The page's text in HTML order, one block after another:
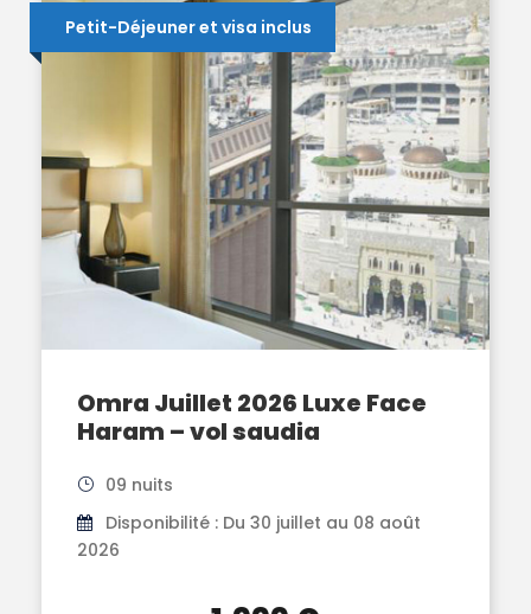
Petit-Déjeuner et visa inclus
Omra Juillet 2026 Luxe Face
Haram – vol saudia
09 nuits
Disponibilité : Du 30 juillet au 08 août
2026